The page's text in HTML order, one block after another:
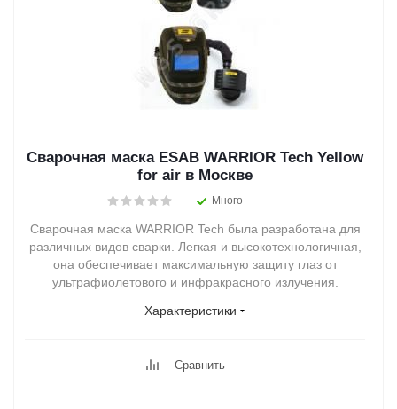
Сварочная маска ESAB WARRIOR Tech Yellow
for air в Москве
Много
Сварочная маска WARRIOR Tech была разработана для
различных видов сварки. Легкая и высокотехнологичная,
она обеспечивает максимальную защиту глаз от
ультрафиолетового и инфракрасного излучения.
Характеристики
Сравнить